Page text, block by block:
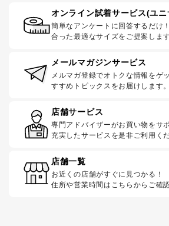
オンライン試着サービス(ユニ
簡単なアンケートに回答するだけ
合った最適なサイズをご提案します
メールマガジンサービス
メルマガ登録でオトクな情報をゲ
すすめトピックスをお届けします。
店舗サービス
専門アドバイザーがお買い物をサ
充実したサービスを是非ご利用く
店舗一覧
お近くの店舗がすぐに見つかる！
住所や営業時間はこちらからご確